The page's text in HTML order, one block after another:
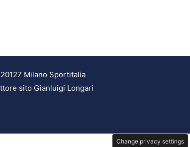
Milano Sportitalia
sito Gianluigi Longari
Change privacy settings